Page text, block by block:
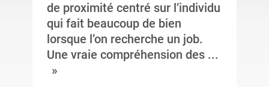
de proximité centré sur l’individu
qui fait beaucoup de bien
lorsque l’on recherche un job.
Une vraie compréhension des ...